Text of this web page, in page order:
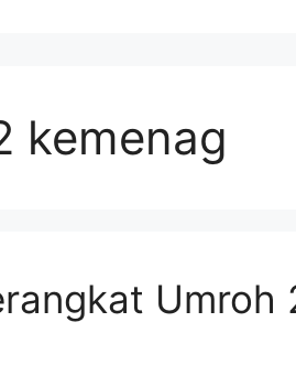
kemenag
Umroh